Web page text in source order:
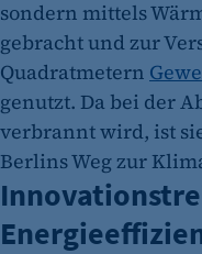
sondern mittels
gebracht und zur
Quadratmetern
genutzt. Da bei der
verbrannt wird, ist
Berlins Weg zur